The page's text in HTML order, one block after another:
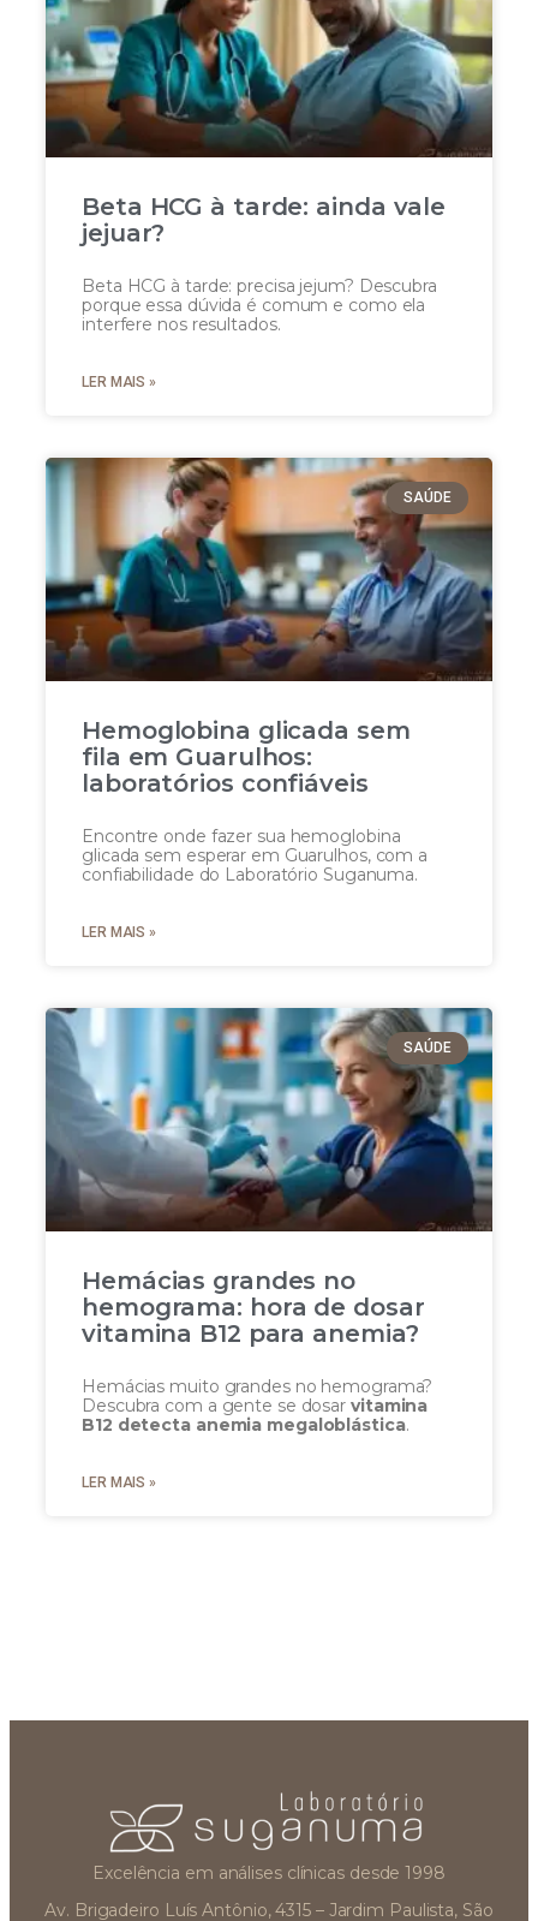
Beta HCG à tarde: ainda vale
jejuar?
Beta HCG à tarde: precisa jejum? Descubra
porque essa dúvida é comum e como ela
interfere nos resultados.
LER MAIS »
SAÚDE
Hemoglobina glicada sem
fila em Guarulhos:
laboratórios confiáveis
Encontre onde fazer sua hemoglobina
glicada sem esperar em Guarulhos, com a
confiabilidade do Laboratório Suganuma.
LER MAIS »
SAÚDE
Hemácias grandes no
hemograma: hora de dosar
vitamina B12 para anemia?
Hemácias muito grandes no hemograma?
Descubra com a gente se dosar vitamina
B12 detecta anemia megaloblástica.
LER MAIS »
Excelência em análises clínicas desde 1998
Av. Brigadeiro Luís Antônio, 4315 – Jardim Paulista, São